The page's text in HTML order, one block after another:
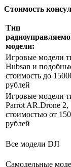
Стоимость
Тип
модели:
Игровые модели
Hubsan и
стоимость до
рублей
Игровые модели
Parrot AR.Drone 2,
стоимостью от
рублей
Все модели DJI
Самодельные